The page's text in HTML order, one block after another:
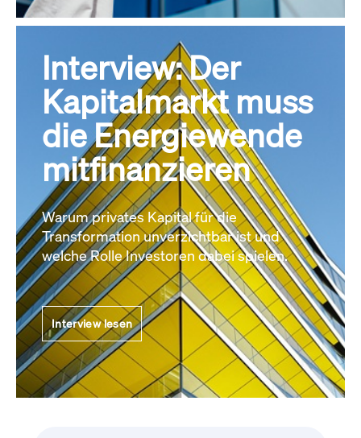
Interview: Der
Kapitalmarkt muss
die Energiewende
mitfinanzieren
Warum privates Kapital für die
Transformation unverzichtbar ist und
welche Rolle Investoren dabei spielen.
Interview lesen